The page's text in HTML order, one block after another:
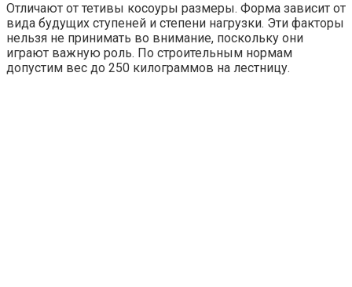
Отличают от тетивы косоуры размеры. Форма зависит от
вида будущих ступеней и степени нагрузки. Эти факторы
нельзя не принимать во внимание, поскольку они
играют важную роль. По строительным нормам
допустим вес до 250 килограммов на лестницу.